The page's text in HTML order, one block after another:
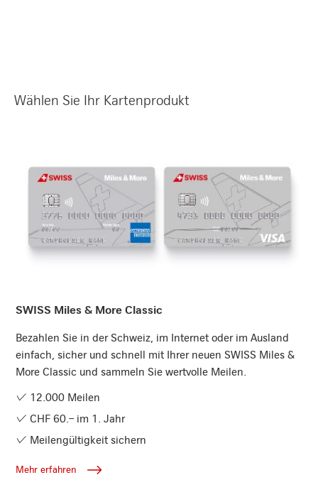
Wählen Sie Ihr Kartenprodukt
SWISS Miles & More Classic
Bezahlen Sie in der Schweiz, im Internet oder im Ausland
einfach, sicher und schnell mit Ihrer neuen SWISS Miles &
More Classic und sammeln Sie wertvolle Meilen.
12.000 Meilen
CHF 60.– im 1. Jahr
Meilengültigkeit sichern
Mehr erfahren